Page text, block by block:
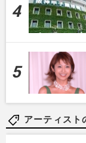
アーティスト